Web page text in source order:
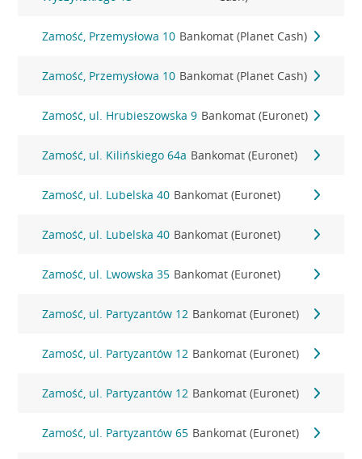
Zamość, Przemysłowa 10 Bankomat (Planet Cash)
Zamość, Przemysłowa 10 Bankomat (Planet Cash)
Zamość, ul. Hrubieszowska 9 Bankomat (Euronet)
Zamość, ul. Kilińskiego 64a Bankomat (Euronet)
Zamość, ul. Lubelska 40 Bankomat (Euronet)
Zamość, ul. Lubelska 40 Bankomat (Euronet)
Zamość, ul. Lwowska 35 Bankomat (Euronet)
Zamość, ul. Partyzantów 12 Bankomat (Euronet)
Zamość, ul. Partyzantów 12 Bankomat (Euronet)
Zamość, ul. Partyzantów 12 Bankomat (Euronet)
Zamość, ul. Partyzantów 65 Bankomat (Euronet)